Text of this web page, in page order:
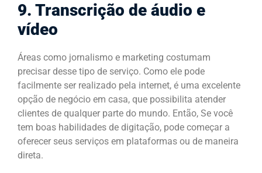
9. Transcrição de áudio e
vídeo
Áreas como jornalismo e marketing costumam
precisar desse tipo de serviço. Como ele pode
facilmente ser realizado pela internet, é uma excelente
opção de negócio em casa, que possibilita atender
clientes de qualquer parte do mundo. Então, Se você
tem boas habilidades de digitação, pode começar a
oferecer seus serviços em plataformas ou de maneira
direta.